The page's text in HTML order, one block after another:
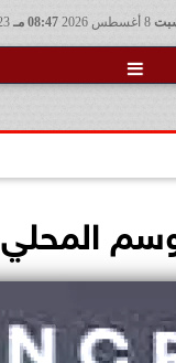
08:47 مـ

2024-2025